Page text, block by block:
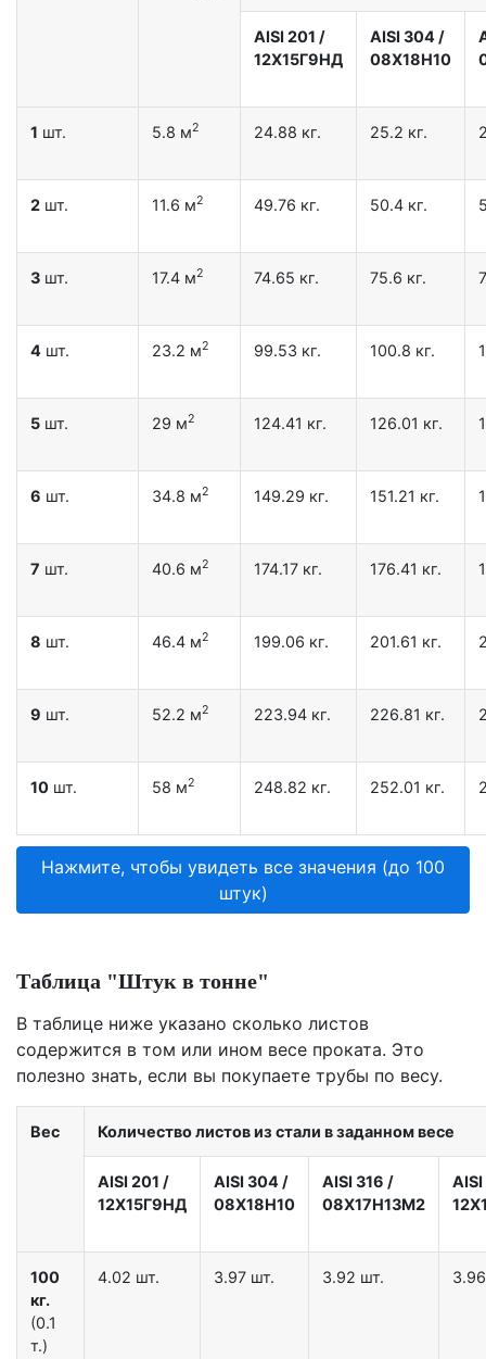
AISI 201 /
12X15Г9НД
AISI 304 /
08Х18Н10
1 шт. 5.8 м2 24.88 кг. 25.2 кг.
2 шт. 11.6 м2 49.76 кг. 50.4 кг.
3 шт. 17.4 м2 74.65 кг. 75.6 кг.
4 шт. 23.2 м2 99.53 кг. 100.8 кг.
5 шт. 29 м2 124.41 кг. 126.01 кг.
6 шт. 34.8 м2 149.29 кг. 151.21 кг.
7 шт. 40.6 м2 174.17 кг. 176.41 кг.
8 шт. 46.4 м2 199.06 кг. 201.61 кг.
9 шт. 52.2 м2 223.94 кг. 226.81 кг.
10 шт. 58 м2 248.82 кг. 252.01 кг.
Нажмите, чтобы увидеть все значения (до 100
штук)
Таблица "Штук в тонне"
В таблице ниже указано сколько листов
содержится в том или ином весе проката. Это
полезно знать, если вы покупаете трубы по весу.
Вес Количество листов из стали в заданном весе
AISI 201 /
12X15Г9НД
AISI 304 /
08Х18Н10
AISI 316 /
08Х17Н13М2
AISI
100
кг.
(0.1
т.)
4.02 шт. 3.97 шт. 3.92 шт.